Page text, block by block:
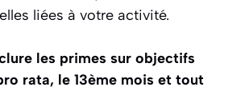
liées à votre activité.
les primes sur objectifs
rata, le 13ème mois et tout